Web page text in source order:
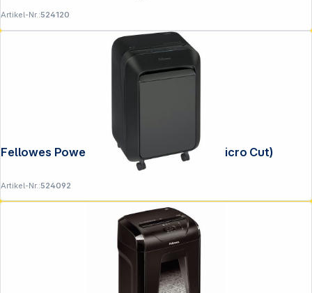
Artikel-Nr.:524120
Fellowes Powershred LX 211 schwarz (Micro Cut)
Artikel-Nr.:524092